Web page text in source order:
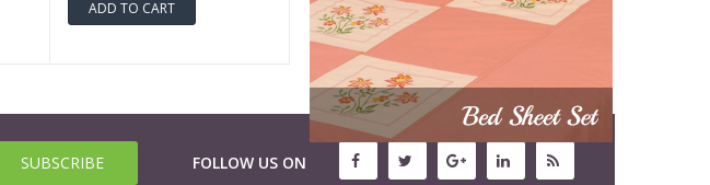
ADD TO CART
FOLLOW US ON